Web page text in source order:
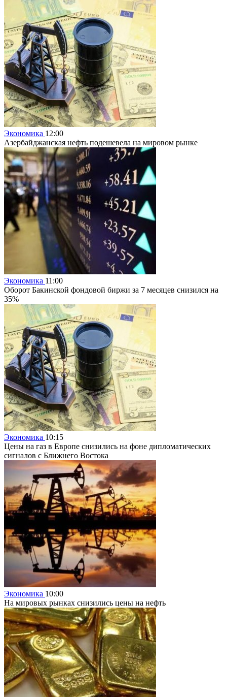
Экономика 12:00
Азербайджанская нефть подешевела на мировом рынке
Экономика 11:00
Оборот Бакинской фондовой биржи за 7 месяцев снизился на
35%
Экономика 10:15
Цены на газ в Европе снизились на фоне дипломатических
сигналов с Ближнего Востока
Экономика 10:00
На мировых рынках снизились цены на нефть